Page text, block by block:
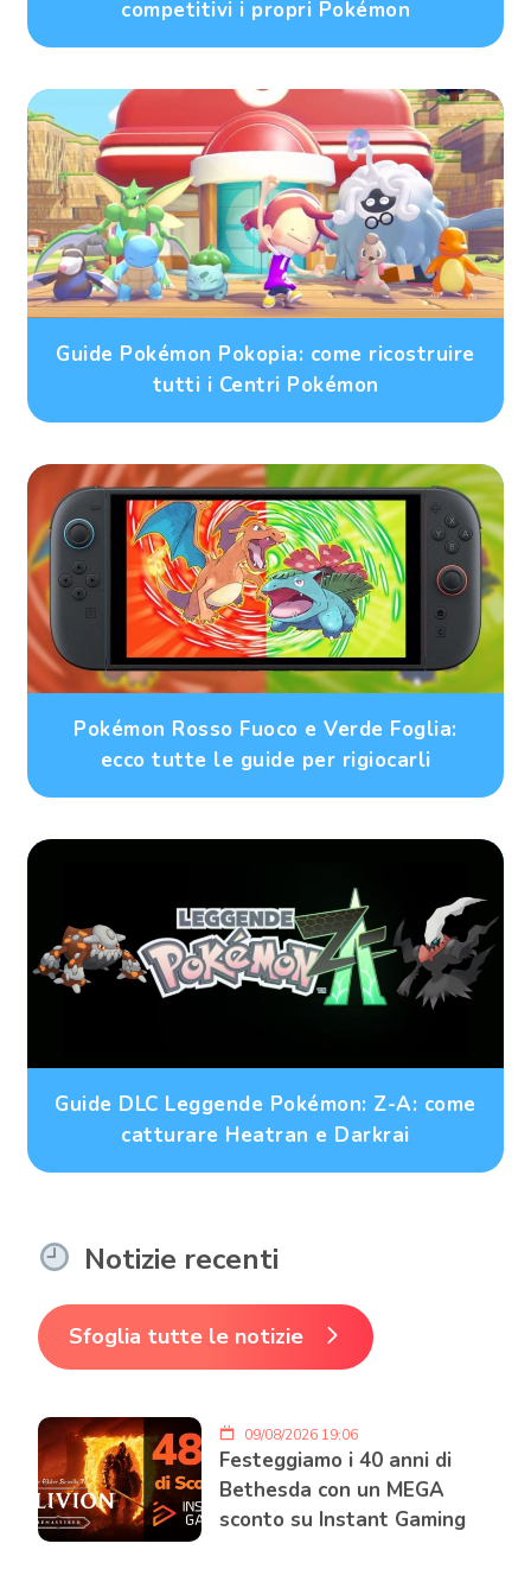
competitivi i propri Pokémon
Guide Pokémon Pokopia: come ricostruire
tutti i Centri Pokémon
Pokémon Rosso Fuoco e Verde Foglia:
ecco tutte le guide per rigiocarli
Guide DLC Leggende Pokémon: Z-A: come
catturare Heatran e Darkrai
Notizie recenti
Sfoglia tutte le notizie
09/08/2026 19:06
Festeggiamo i 40 anni di
Bethesda con un MEGA
sconto su Instant Gaming